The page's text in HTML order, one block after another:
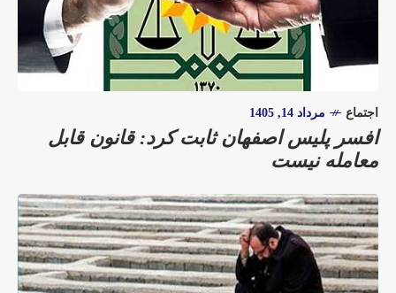
اجتماع مرداد 14, 1405
افسر پلیس اصفهان ثابت کرد: قانون قابل
معامله نیست